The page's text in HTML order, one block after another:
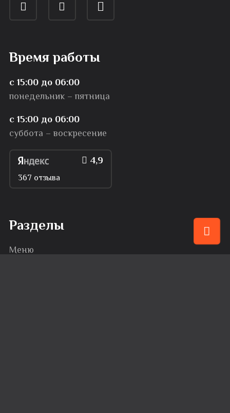
Время работы
с 15:00 до 06:00
понедельник – пятница
с 15:00 до 06:00
суббота – воскресение
4,9
367 отзыва
Разделы
Меню